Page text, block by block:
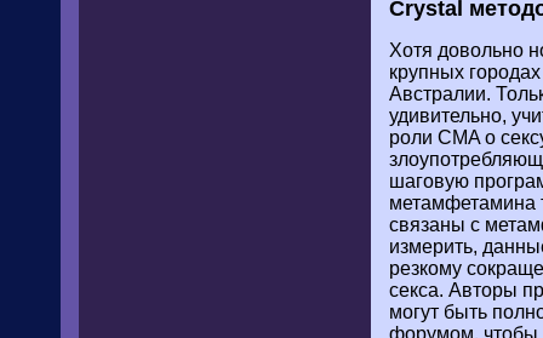
Crystal
Хотя довольно
крупных
Австралии.
удивительно,
роли CMA о
шаговую
метамфетамина
связаны с
измерить,
резкому
секса. Авторы
могут быть